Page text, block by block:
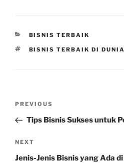
CATEGORIES
BISNIS TERBAIK
TAGS
BISNIS TERBAIK DI DUNIA
Previous
Post
PREVIOUS
Tips Bisnis Sukses untuk
Next
Post
NEXT
Jenis-Jenis Bisnis yang Ada